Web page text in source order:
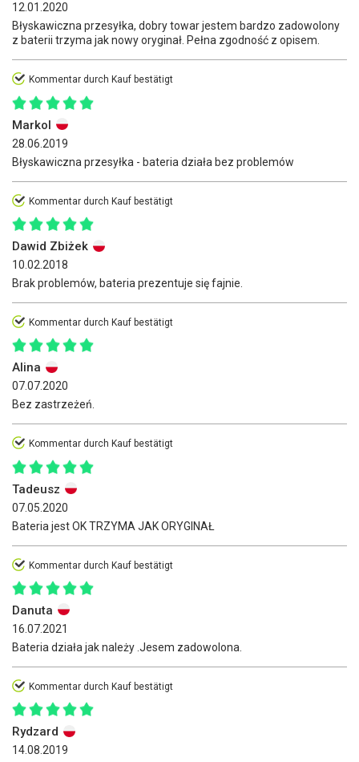
12.01.2020
Błyskawiczna przesyłka, dobry towar jestem bardzo zadowolony
z baterii trzyma jak nowy oryginał. Pełna zgodność z opisem.
Kommentar durch Kauf bestätigt
Markol
28.06.2019
Błyskawiczna przesyłka - bateria działa bez problemów
Kommentar durch Kauf bestätigt
Dawid Zbiżek
10.02.2018
Brak problemów, bateria prezentuje się fajnie.
Kommentar durch Kauf bestätigt
Alina
07.07.2020
Bez zastrzeżeń.
Kommentar durch Kauf bestätigt
Tadeusz
07.05.2020
Bateria jest OK TRZYMA JAK ORYGINAŁ
Kommentar durch Kauf bestätigt
Danuta
16.07.2021
Bateria działa jak należy .Jesem zadowolona.
Kommentar durch Kauf bestätigt
Rydzard
14.08.2019